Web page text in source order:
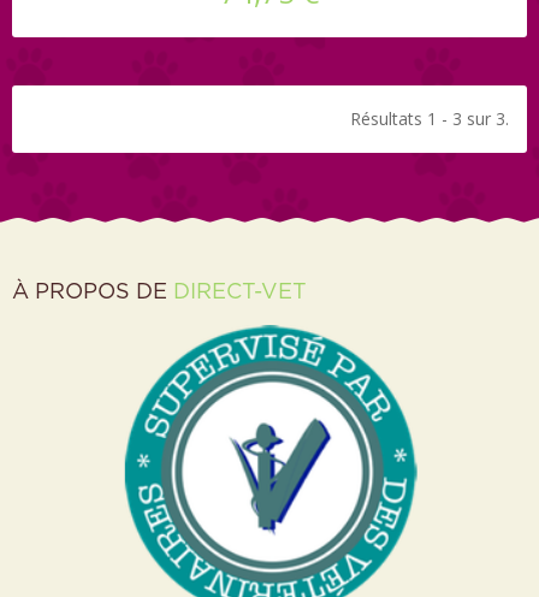
Résultats 1 - 3 sur 3.
À PROPOS DE DIRECT-VET